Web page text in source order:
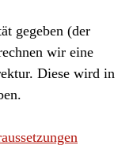
gegeben (der
wir eine
Diese wird in